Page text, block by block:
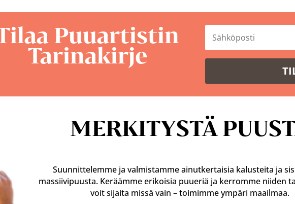
Puuartistin
Tarinakirje
MERKITYSTÄ
Suunnittelemme ja valmistamme ainutkertaisia kalusteita ja
massiivipuusta. Keräämme erikoisia puueriä ja kerromme niiden
voit sijaita missä vain – toimimme ympäri maailmaa.